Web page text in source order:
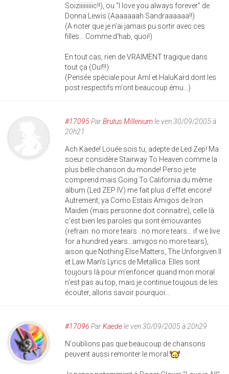
Soiziiiiiiiiic!!), ou "I love you always forever" de
Donna Lewis (Aaaaaaah Sandraaaaaa!!)
(A noter que je n'ai jamais pu sortir avec ces
filles... Comme d'hab, quoi!)
En tout cas, rien de VRAIMENT tragique dans
tout ça (Ouf!!)
(Pensée spéciale pour Aml et HaluKard dont les
post respectifs m'ont beaucoup ému...)
#17095ParBrutus Milleniumle ven 30/09/2005 à
20h21
Ach Kaede! Louée sois tu, adepte de Led Zep! Ma
soeur considère Stairway To Heaven comme la
plus belle chanson du monde! Perso je te
comprend mais Going To California du même
album (Led ZEP IV) me fait plus d'effet encore!
Autrement, ya Como Estais Amigos de Iron
Maiden (mais personne doit connaitre), celle là
c'est bien les paroles qui sont émouvantes
(refrain: no more tears...no more tears... if we live
for a hundred years...amigos no more tears),
aison que Nothing Else Matters, The Unforgiven II
et Law Man's Lyrics de Metallica. Elles sont
toujours là pour m'enfoncer quand mon moral
n'est pas au top, mais je continue toujous de les
écouter, allons savoir pourquoi...
#17096 ParKaedele ven 30/09/2005 à 20h29
N'oublions pas que beaucoup de chansons
peuvent aussi remonter le moral